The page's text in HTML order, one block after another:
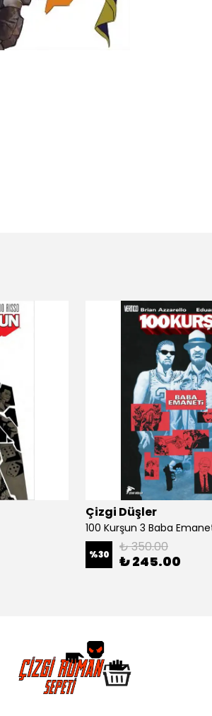
Çizgi Düşler
100 Kurşun 3 Baba
%30 ₺ 350.00
₺ 245.00